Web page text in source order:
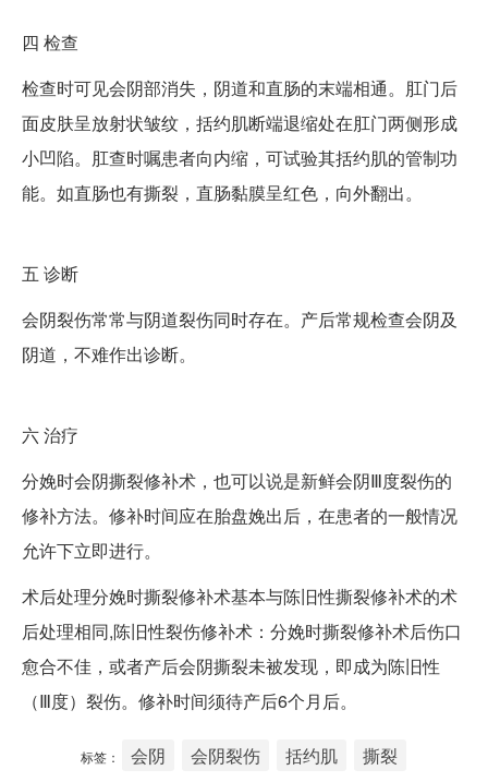
四 检查
检查时可见会阴部消失，阴道和直肠的末端相通。肛门后
面皮肤呈放射状皱纹，括约肌断端退缩处在肛门两侧形成
小凹陷。肛查时嘱患者向内缩，可试验其括约肌的管制功
能。如直肠也有撕裂，直肠黏膜呈红色，向外翻出。
五 诊断
会阴裂伤常常与阴道裂伤同时存在。产后常规检查会阴及
阴道，不难作出诊断。
六治疗
分娩时会阴撕裂修补术，也可以说是新鲜会阴Ⅲ度裂伤的
修补方法。修补时间应在胎盘娩出后，在患者的一般情况
允许下立即进行。
术后处理分娩时撕裂修补术基本与陈旧性撕裂修补术的术
后处理相同,陈旧性裂伤修补术：分娩时撕裂修补术后伤口
愈合不佳，或者产后会阴撕裂未被发现，即成为陈旧性
（Ⅲ度）裂伤。修补时间须待产后6个月后。
标签： 会阴 会阴裂伤 括约肌 撕裂